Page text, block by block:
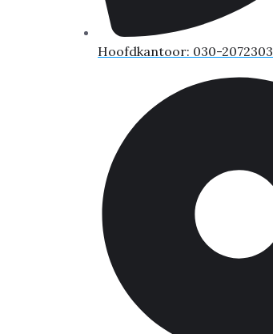
Hoofdkantoor: 030-2072303